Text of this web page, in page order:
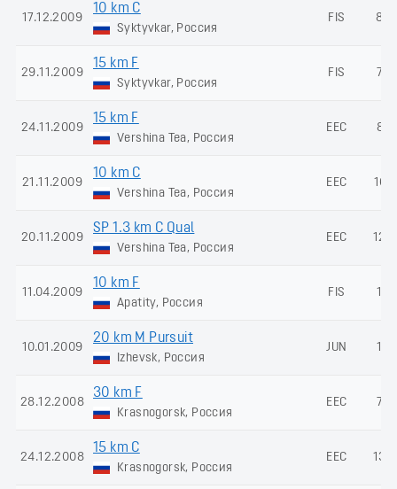
17.12.2009
10 km C
Syktyvkar, Россия
FIS 86
29.11.2009
15 km F
Syktyvkar, Россия
FIS 76
24.11.2009
15 km F
Vershina Tea, Россия
EEC 81
21.11.2009
10 km C
Vershina Tea, Россия
EEC 161
20.11.2009
SP 1.3 km C Qual
Vershina Tea, Россия
EEC 120
11.04.2009
10 km F
Apatity, Россия
FIS 13
10.01.2009
20 km M Pursuit
Izhevsk, Россия
JUN 15
28.12.2008
30 km F
Krasnogorsk, Россия
EEC 72
24.12.2008
15 km C
Krasnogorsk, Россия
EEC 134